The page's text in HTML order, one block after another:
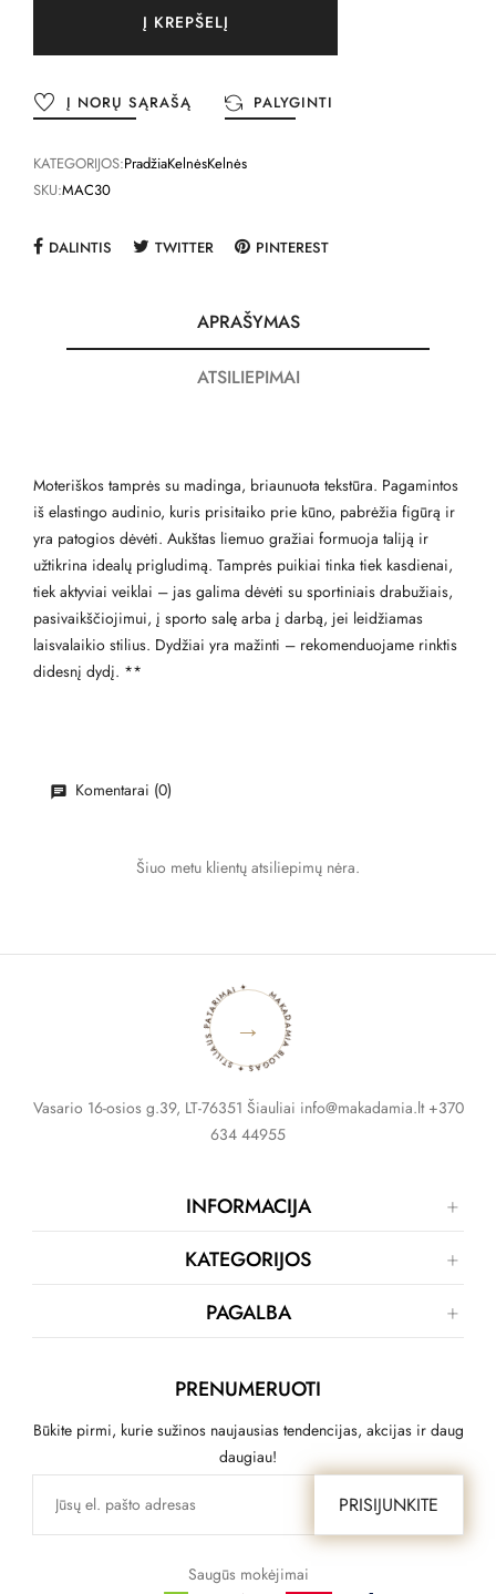
Į KREPŠELĮ
Į NORŲ SĄRAŠĄ PALYGINTI
KATEGORIJOS:PradžiaKelnėsKelnės
SKU:MAC30
DALINTIS TWITTER PINTEREST
APRAŠYMAS
ATSILIEPIMAI
Moteriškos tamprės su madinga, briaunuota tekstūra. Pagamintos
iš elastingo audinio, kuris prisitaiko prie kūno, pabrėžia figūrą ir
yra patogios dėvėti. Aukštas liemuo gražiai formuoja taliją ir
užtikrina idealų prigludimą. Tamprės puikiai tinka tiek kasdienai,
tiek aktyviai veiklai – jas galima dėvėti su sportiniais drabužiais,
pasivaikščiojimui, į sporto salę arba į darbą, jei leidžiamas
laisvalaikio stilius. Dydžiai yra mažinti – rekomenduojame rinktis
didesnį dydį. **
Komentarai (0)
Šiuo metu klientų atsiliepimų nėra.
MAKADAMIA BLOGAS ✦ STILIAUS PATARIMAI ✦
→
Vasario 16-osios g.39, LT-76351 Šiauliai info@makadamia.lt +370
634 44955
INFORMACIJA
KATEGORIJOS
PAGALBA
PRENUMERUOTI
Būkite pirmi, kurie sužinos naujausias tendencijas, akcijas ir daug
daugiau!
PRISIJUNKITE
Saugūs mokėjimai